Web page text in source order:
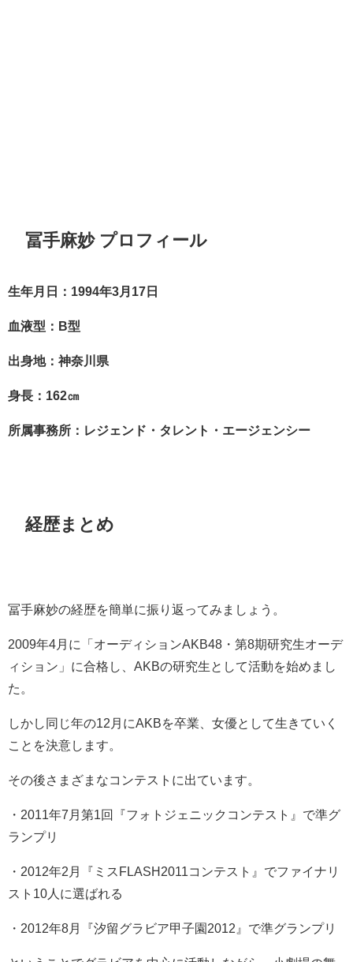
冨手麻妙 プロフィール
生年月日：1994年3月17日
血液型：B型
出身地：神奈川県
身長：162㎝
所属事務所：レジェンド・タレント・エージェンシー
経歴まとめ
冨手麻妙の経歴を簡単に振り返ってみましょう。
2009年4月に「オーディションAKB48・第8期研究生オーデ
ィション」に合格し、AKBの研究生として活動を始めまし
た。
しかし同じ年の12月にAKBを卒業、女優として生きていく
ことを決意します。
その後さまざまなコンテストに出ています。
・2011年7月第1回『フォトジェニックコンテスト』で準グ
ランプリ
・2012年2月『ミスFLASH2011コンテスト』でファイナリ
スト10人に選ばれる
・2012年8月『汐留グラビア甲子園2012』で準グランプリ